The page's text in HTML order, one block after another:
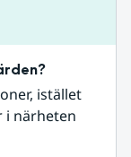
istället
i närheten